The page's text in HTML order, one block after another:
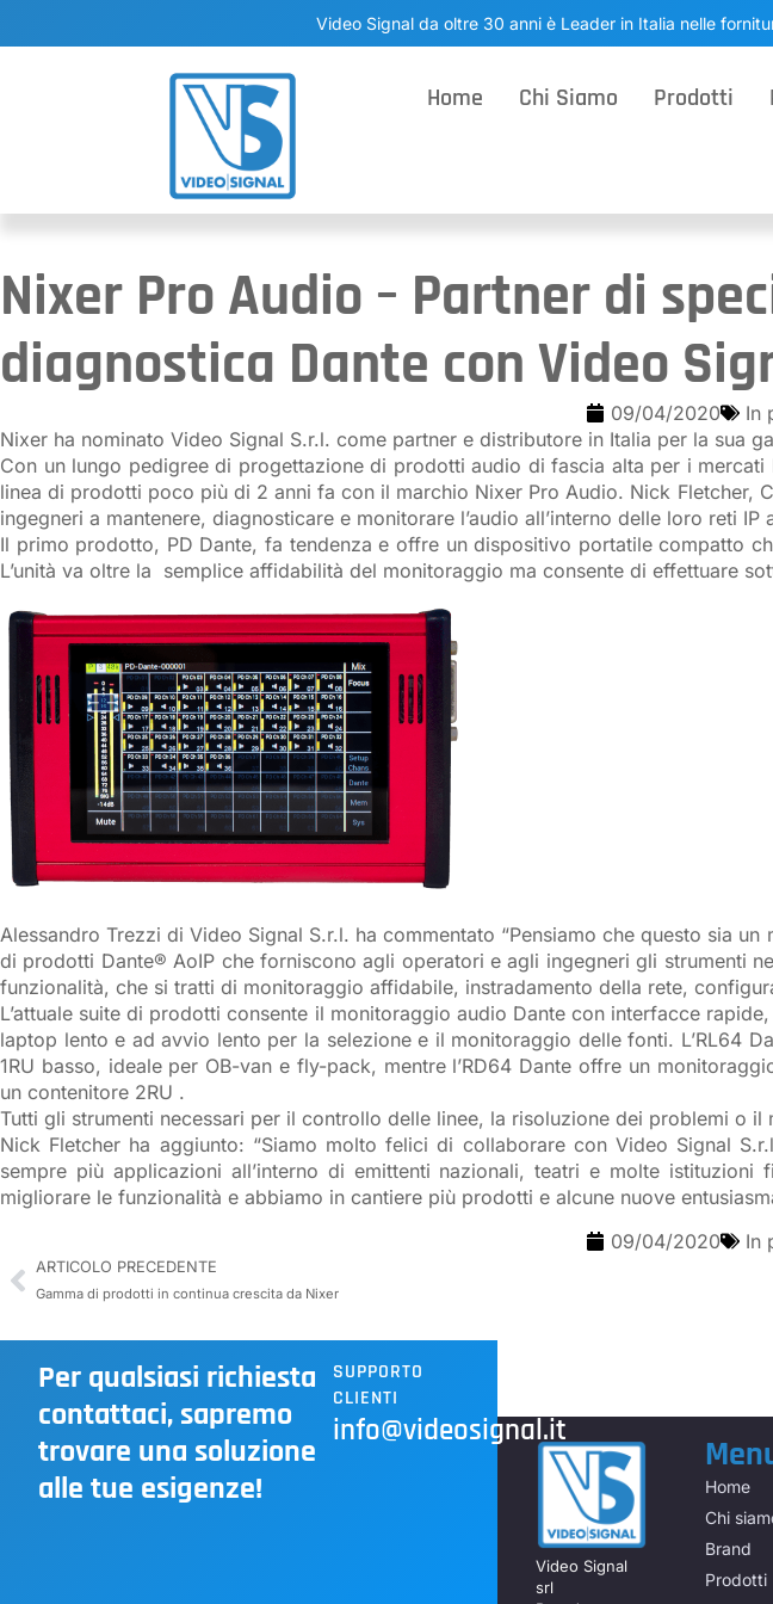
Video Signal da oltre 30 anni è Leader in Italia nelle
Home Chi Siamo Prodotti
Nixer Pro Audio – Partner di
diagnostica Dante con Video
09/04/2020 In
Nixer ha nominato Video Signal S.r.l. come partner e distributore in Italia per la sua
Con un lungo pedigree di progettazione di prodotti audio di fascia alta per i
linea di prodotti poco più di 2 anni fa con il marchio Nixer Pro Audio. Nick Fletcher,
ingegneri a mantenere, diagnosticare e monitorare l’audio all’interno delle loro reti IP
Il primo prodotto, PD Dante, fa tendenza e offre un dispositivo portatile compatto
L’unità va oltre la semplice affidabilità del monitoraggio ma consente di effettuare
Alessandro Trezzi di Video Signal S.r.l. ha commentato “Pensiamo che questo sia
di prodotti Dante® AoIP che forniscono agli operatori e agli ingegneri gli strumenti
funzionalità, che si tratti di monitoraggio affidabile, instradamento della rete,
L’attuale suite di prodotti consente il monitoraggio audio Dante con interfacce
laptop lento e ad avvio lento per la selezione e il monitoraggio delle fonti. L’RL64
1RU basso, ideale per OB-van e fly-pack, mentre l’RD64 Dante offre un
un contenitore 2RU .
Tutti gli strumenti necessari per il controllo delle linee, la risoluzione dei problemi o
Nick Fletcher ha aggiunto: “Siamo molto felici di collaborare con Video Signal
sempre più applicazioni all’interno di emittenti nazionali, teatri e molte
migliorare le funzionalità e abbiamo in cantiere più prodotti e alcune nuove
09/04/2020
In
ARTICOLO PRECEDENTE
Gamma di prodotti in continua crescita da Nixer
Per qualsiasi richiesta
contattaci, sapremo
trovare una soluzione
alle tue esigenze!
SUPPORTO
CLIENTI
info@videosignal.it
Video Signal
srl
Home
Chi
Brand
Prodotti